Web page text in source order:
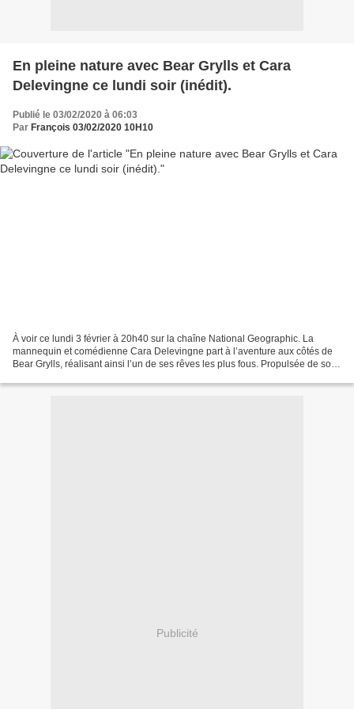
En pleine nature avec Bear Grylls et Cara
Delevingne ce lundi soir (inédit).
Publié le 03/02/2020 à 06:03
Par François 03/02/2020 10H10
À voir ce lundi 3 février à 20h40 sur la chaîne National Geographic. La
mannequin et comédienne Cara Delevingne part à l’aventure aux côtés de
Bear Grylls, réalisant ainsi l’un de ses rêves les plus fous. Propulsée de son
Publicité